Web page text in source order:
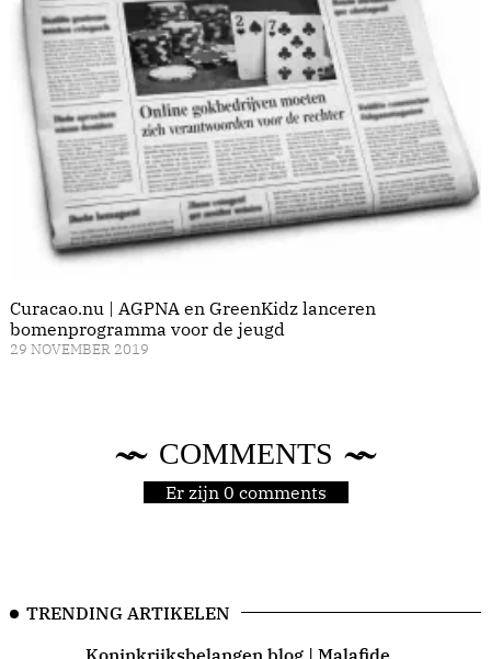
Curacao.nu | AGPNA en GreenKidz lanceren
bomenprogramma voor de jeugd
29 NOVEMBER 2019
COMMENTS
Er zijn 0 comments
TRENDING ARTIKELEN
Koninkrijksbelangen blog | Malafide